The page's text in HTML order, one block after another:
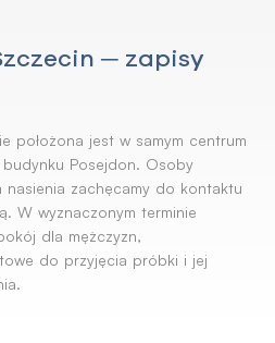
─ zapisy
położona jest w samym centrum
Posejdon. Osoby
nasienia zachęcamy do kontaktu
W wyznaczonym terminie
dla mężczyzn,
do przyjęcia próbki i jej